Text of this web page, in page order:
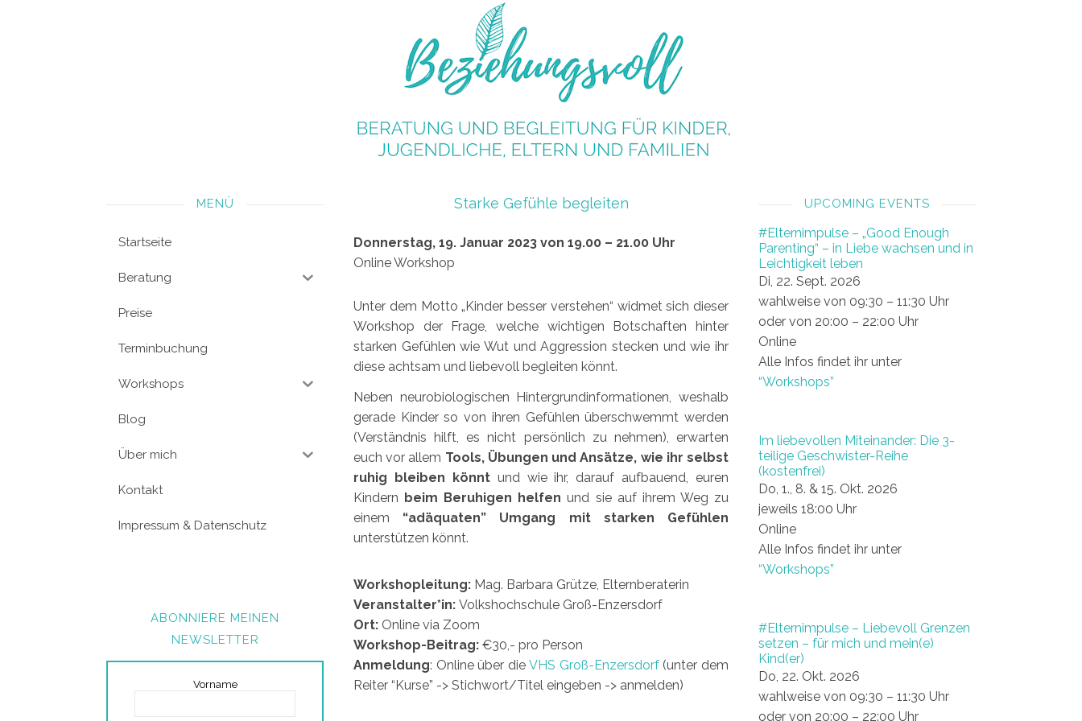
MENÜ
Startseite
Beratung
Preise
Terminbuchung
Workshops
Blog
Über mich
Kontakt
Impressum & Datenschutz
ABONNIERE MEINEN
NEWSLETTER
Vorname
Starke Gefühle begleiten
Donnerstag, 19. Januar 2023 von 19.00 – 21.00 Uhr
Online Workshop
Unter dem Motto „Kinder besser verstehen“ widmet sich dieser
Workshop der Frage, welche wichtigen Botschaften hinter
starken Gefühlen wie Wut und Aggression stecken und wie ihr
diese achtsam und liebevoll begleiten könnt.
Neben neurobiologischen Hintergrundinformationen, weshalb
gerade Kinder so von ihren Gefühlen überschwemmt werden
(Verständnis hilft, es nicht persönlich zu nehmen), erwarten
euch vor allem Tools, Übungen und Ansätze, wie ihr selbst
ruhig bleiben könnt und wie ihr, darauf aufbauend, euren
Kindern beim Beruhigen helfenund sie auf ihrem Weg zu
einem “adäquaten” Umgang mit starken Gefühlen
unterstützen könnt.
Workshopleitung: Mag. Barbara Grütze, Elternberaterin
Veranstalter*in: Volkshochschule Groß-Enzersdorf
Ort: Online via Zoom
Workshop-Beitrag: €30,- pro Person
Anmeldung: Online über dieVHS Groß-Enzersdorf(unter dem
Reiter “Kurse” -> Stichwort/Titel eingeben -> anmelden)
UPCOMING EVENTS
#Elternimpulse – „Good Enough
Parenting“ – in Liebe wachsen und in
Leichtigkeit leben
Di, 22. Sept. 2026
wahlweise von 09:30 – 11:30 Uhr
oder von 20:00 – 22:00 Uhr
Online
Alle Infos findet ihr unter
“Workshops”
Im liebevollen Miteinander: Die 3-
teilige Geschwister-Reihe
(kostenfrei)
Do, 1., 8. & 15. Okt. 2026
jeweils 18:00 Uhr
Online
Alle Infos findet ihr unter
“Workshops”
#Elternimpulse – Liebevoll Grenzen
setzen – für mich und mein(e)
Kind(er)
Do, 22. Okt. 2026
wahlweise von 09:30 – 11:30 Uhr
oder von 20:00 – 22:00 Uhr